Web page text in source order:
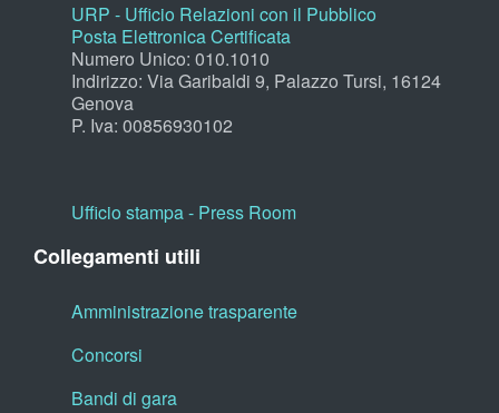
URP - Ufficio Relazioni con il Pubblico
Posta Elettronica Certificata
Numero Unico: 010.1010
Indirizzo: Via Garibaldi 9, Palazzo Tursi, 16124
Genova
P. Iva: 00856930102
Ufficio stampa - Press Room
Collegamenti utili
Amministrazione trasparente
Concorsi
Bandi di gara